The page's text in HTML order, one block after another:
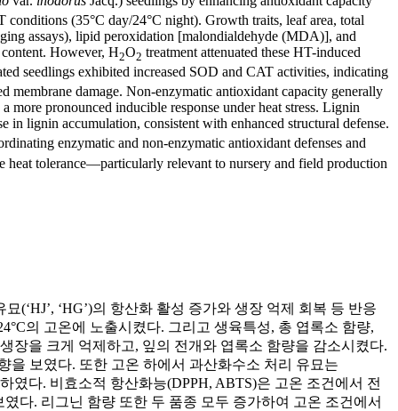
(35°C day/24°C night). Growth traits, leaf area, total
assays), lipid peroxidation [malondialdehyde (MDA)], and
However, H2O2 treatment attenuated these HT-induced
seedlings exhibited increased SOD and CAT activities, indicating
membrane damage. Non-enzymatic antioxidant capacity generally
more pronounced inducible response under heat stress. Lignin
in lignin accumulation, consistent with enhanced structural defense.
enzymatic and non-enzymatic antioxidant defenses and
heat tolerance—particularly relevant to nursery and field production
‘HG’)의 항산화 활성 증가와 생장 억제 회복 등 반응
의 고온에 노출시켰다. 그리고 생육특성, 총 엽록소 함량,
장을 크게 억제하고, 잎의 전개와 엽록소 함량을 감소시켰다.
을 보였다. 또한 고온 하에서 과산화수소 처리 유묘는
였다. 비효소적 항산화능(DPPH, ABTS)은 고온 조건에서 전
다. 리그닌 함량 또한 두 품종 모두 증가하여 고온 조건에서